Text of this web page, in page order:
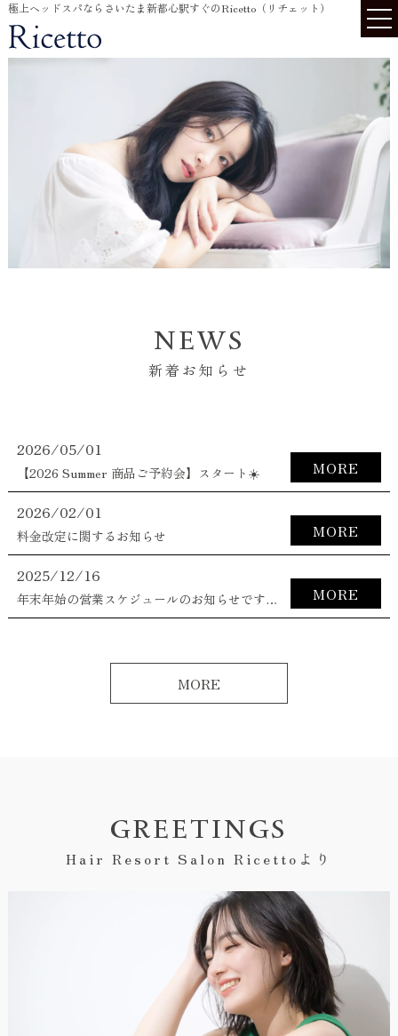
極上ヘッドスパならさいたま新都心駅すぐのRicetto（リチェット）
NEWS
新着お知らせ
2026/05/01
【2026 Summer 商品ご予約会】スタート☀️ MORE
2026/02/01
料金改定に関するお知らせ MORE
2025/12/16
年末年始の営業スケジュールのお知らせです✂️✨ MORE
MORE
GREETINGS
Hair Resort Salon Ricettoより